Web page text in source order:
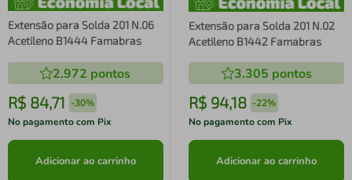
Extensão para Solda 201 N.06
Acetileno B1444 Famabras
2.972 pontos
R$ 84,71 -30%
No pagamento com Pix
Adicionar ao carrinho
Extensão para Solda 201 N.02
Acetileno B1442 Famabras
3.305 pontos
R$ 94,18 -22%
No pagamento com Pix
Adicionar ao carrinho